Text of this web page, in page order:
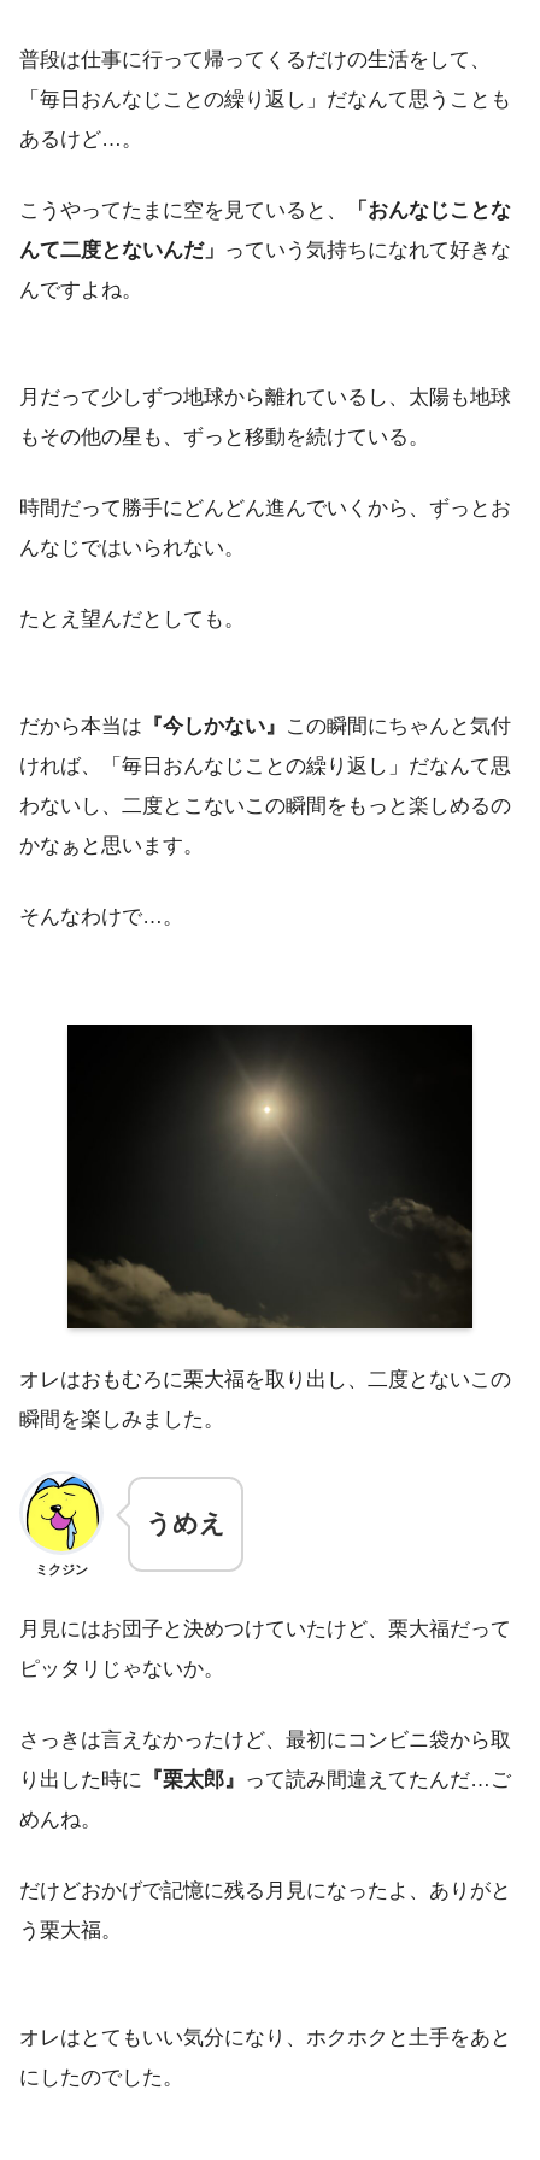
普段は仕事に行って帰ってくるだけの生活をして、
「毎日おんなじことの繰り返し」だなんて思うことも
あるけど…。
こうやってたまに空を見ていると、
「おんなじことな
んて二度とないんだ」 っていう気持ちになれて好きな
んですよね。
月だって少しずつ地球から離れているし、太陽も地球
もその他の星も、ずっと移動を続けている。
時間だって勝手にどんどん進んでいくから、ずっとお
んなじではいられない。
たとえ望んだとしても。
だから本当は 『今しかない』 この瞬間にちゃんと気付
ければ、「毎日おんなじことの繰り返し」だなんて思
わないし、二度とこないこの瞬間をもっと楽しめるの
かなぁと思います。
そんなわけで…。
オレはおもむろに栗大福を取り出し、二度とないこの
瞬間を楽しみました。
ミクジン
うめえ
月見にはお団子と決めつけていたけど、栗大福だって
ピッタリじゃないか。
さっきは言えなかったけど、最初にコンビニ袋から取
り出した時に 『栗太郎』 って読み間違えてたんだ…ご
めんね。
だけどおかげで記憶に残る月見になったよ、ありがと
う栗大福。
オレはとてもいい気分になり、ホクホクと土手をあと
にしたのでした。